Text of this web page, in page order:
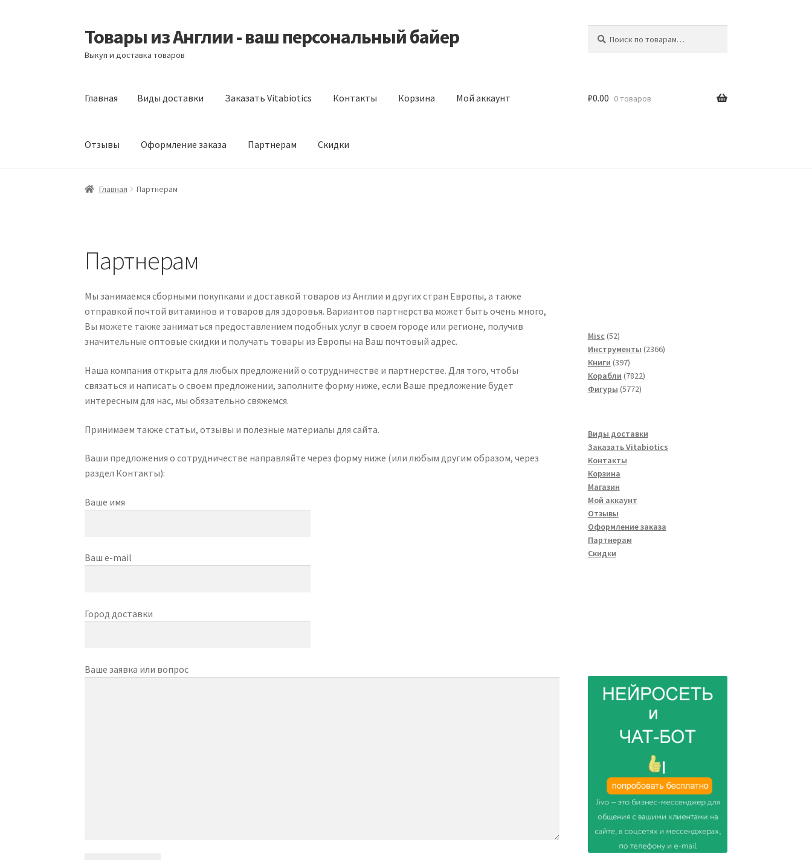
Перейти
к
навигации
Перейти
к
содержимому
Товары из Англии - ваш персональный байер
Выкуп и доставка товаров
Главная Виды доставки Заказать Vitabiotics Контакты Корзина Мой аккаунт
Отзывы Оформление заказа Партнерам Скидки
Главная Виды доставки
₽0.00 0 товаров
Главная Партнерам
Партнерам
Мы занимаемся сборными покупками и доставкой товаров из Англии и других стран Европы, а также
отправкой почтой витаминов и товаров для здоровья. Вариантов партнерства может быть очень много,
Вы можете также заниматься предоставлением подобных услуг в своем городе или регионе, получив
значительные оптовые скидки и получать товары из Европы на Ваш почтовый адрес.
Наша компания открыта для любых предложений о сотрудничестве и партнерстве. Для того, чтобы
связаться и написать о своем предложении, заполните форму ниже, если Ваше предложение будет
интересным для нас, мы обязательно свяжемся.
Принимаем также статьи, отзывы и полезные материалы для сайта.
Ваши предложения о сотрудничестве направляйте через форму ниже (или любым другим образом, через
раздел Контакты):
Ваше имя
Ваш e-mail
Город доставки
Ваше заявка или вопрос
Misc 5252
товара
Инструменты 23662366
Книги 397397
товаров
Корабли 78227822
Фигуры 57725772
Виды доставки
Заказать Vitabiotics
Контакты
Корзина
Магазин
Мой аккаунт
Отзывы
Оформление заказа
Партнерам
Скидки